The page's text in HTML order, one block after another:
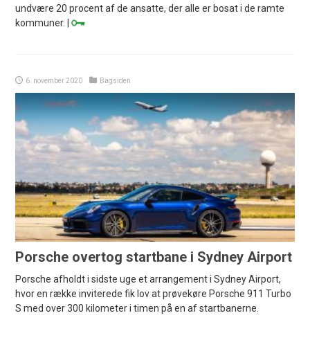
undvære 20 procent af de ansatte, der alle er bosat i de ramte
kommuner. |
6. november 2020 Bagsiden
Porsche overtog startbane i Sydney Airport
Porsche afholdt i sidste uge et arrangement i Sydney Airport,
hvor en række inviterede fik lov at prøvekøre Porsche 911 Turbo
S med over 300 kilometer i timen på en af startbanerne.